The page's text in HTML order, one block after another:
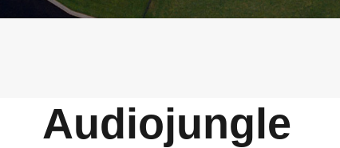
Audiojungle